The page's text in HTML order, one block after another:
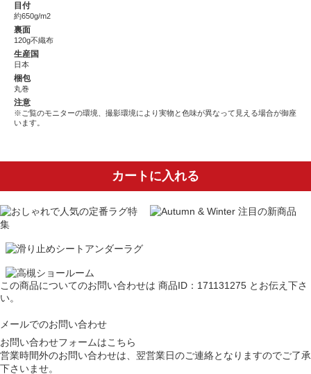
目付
約650g/m2
裏面
120g不織布
生産国
日本
梱包
丸巻
注意
※ご覧のモニターの環境、撮影環境により実物と色味が異なって見える場合が御座
います。
カートに入れる
この商品についてのお問い合わせは 商品ID：171131275 とお伝え下さ
い。
メールでのお問い合わせ
お問い合わせフォームはこちら
営業時間外のお問い合わせは、翌営業日のご連絡となりますのでご了承
下さいませ。